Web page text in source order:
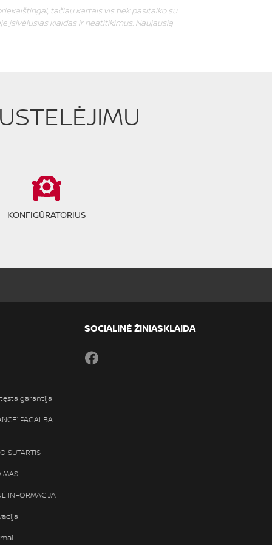
tačiau kartais vis tiek pasitaiko su
įsivėlusias klaidas ir neatitikimus. Naujausią
KONFIGŪRATORIUS
garantija
PAGALBA
SUTARTIS
INFORMACIJA
SOCIALINĖ ŽINIASKLAIDA